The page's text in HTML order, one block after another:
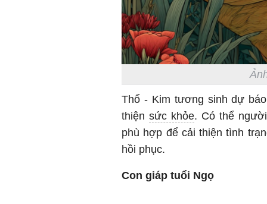
Thổ - Kim tương sinh dự
thiện sức khỏe. Có thể
phù hợp để cải thiện tình
hồi phục.
Con giáp tuổi Ngọ